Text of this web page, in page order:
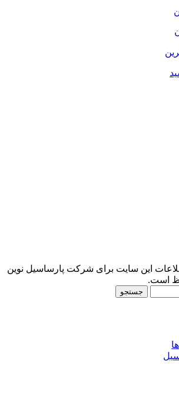
این سایت برای شرکت پارساسیل نوین
است.
جستجو
سیل